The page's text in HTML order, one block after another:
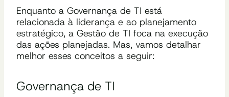
Enquanto a Governança de TI está
relacionada à liderança e ao planejamento
estratégico, a Gestão de TI foca na execução
das ações planejadas. Mas, vamos detalhar
melhor esses conceitos a seguir:
Governança de TI